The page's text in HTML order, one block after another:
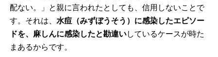
配ない。」と親に言われたとしても、信用しないことで
す。それは、 水痘（みずぼうそう）に感染したエピソー
ドを、麻しんに感染したと勘違いしているケースが時た
まあるからです。